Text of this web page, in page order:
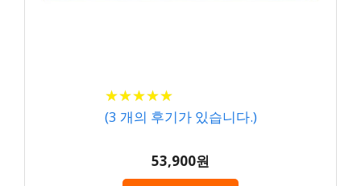
★★★★★
★★★★★
(3 개의 후기가 있습니다.)
53,900원